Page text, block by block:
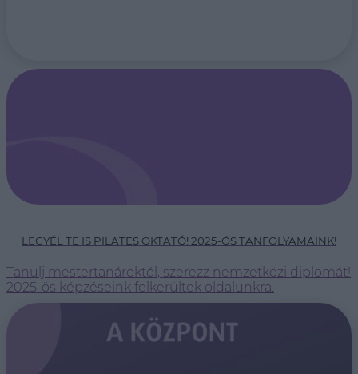
LEGYÉL TE IS PILATES OKTATÓ! 2025-ÖS TANFOLYAMAINK!
Tanulj mestertanároktól, szerezz nemzetközi diplomát!
2025-ös képzéseink felkerültek oldalunkra.